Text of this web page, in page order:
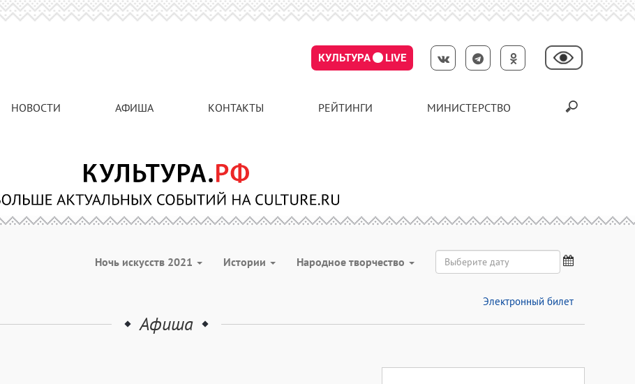
КУЛЬТУРА LIVE
НОВОСТИ АФИША КОНТАКТЫ РЕЙТИНГИ МИНИСТЕРСТВО
Ночь искусств 2021 Истории Народное творчество
Электронный билет
Афиша